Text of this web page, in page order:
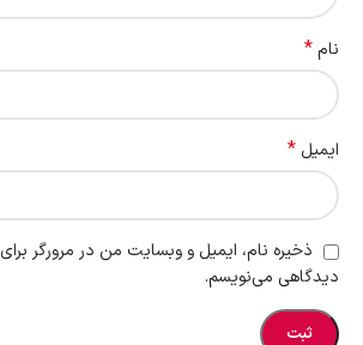
نام*
ایمیل *
ذخیره نام، ایمیل و وبسایت من در مرورگر برای
دیدگاهی می‌نویسم.